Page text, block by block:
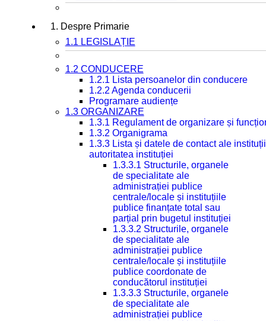
1. Despre Primarie
1.1 LEGISLAȚIE
1.2 CONDUCERE
1.2.1 Lista persoanelor din conducere
1.2.2 Agenda conducerii
Programare audiențe
1.3 ORGANIZARE
1.3.1 Regulament de organizare și
1.3.2 Organigrama
1.3.3 Lista și datele de contact ale
autoritatea instituției
1.3.3.1 Structurile, organele
de specialitate ale
administrației publice
centrale/locale și instituțiile
publice finanțate total sau
parțial prin bugetul instituției
1.3.3.2 Structurile, organele
de specialitate ale
administrației publice
centrale/locale și instituțiile
publice coordonate de
conducătorul instituției
1.3.3.3 Structurile, organele
de specialitate ale
administrației publice